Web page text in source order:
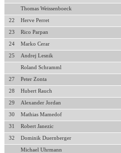
Thomas Weissenboeck
22 Herve Perret
23 Rico Parpan
24 Marko Cerar
25 Andrej Lesnik
Roland Schramml
27 Peter Zonta
28 Hubert Rauch
29 Alexander Jordan
30 Mathias Mamedof
31 Robert Janezic
32 Dominik Duernberger
Michael Uhrmann